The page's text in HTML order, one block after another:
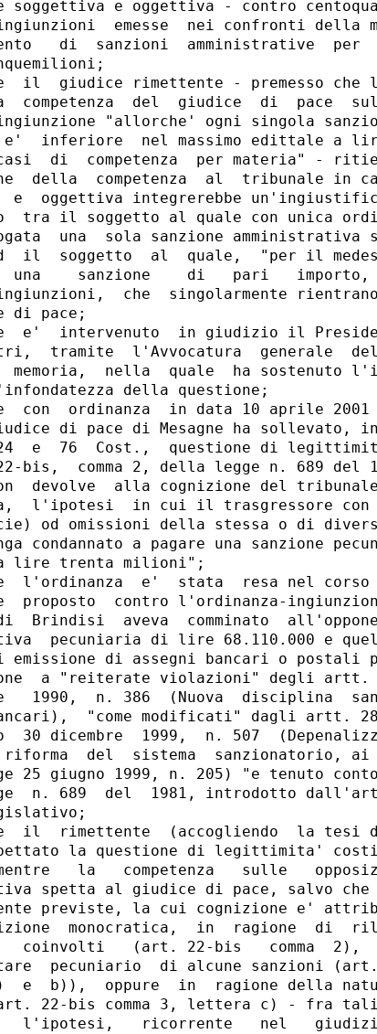
soggettiva e oggettiva - contro
emesse  nei confronti della
di  sanzioni  amministrative  per
il  giudice rimettente - premesso che
competenza  del  giudice  di  pace
"allorche' ogni singola
e'  inferiore  nel massimo edittale a
di  competenza  per materia" -
della  competenza  al  tribunale in
e  oggettiva integrerebbe
tra il soggetto al quale con unica
una  sola sanzione amministrativa
il  soggetto  al  quale,  "per il
una    sanzione    di   pari   importo,
che  singolarmente rientrano
di pace;
e'  intervenuto  in giudizio il
tramite  l'Avvocatura  generale
memoria,  nella  quale  ha sostenuto
della questione;
con  ordinanza  in data 10 aprile 2001
di pace di Mesagne ha sollevato,
e  76  Cost.,  questione di
bis,  comma 2, della legge n. 689 del
devolve  alla cognizione del
l'ipotesi  in cui il trasgressore con
od omissioni della stessa o di
condannato a pagare una sanzione
a lire trenta milioni";
l'ordinanza  e'  stata  resa nel corso
proposto  contro l'ordinanza-
Brindisi  aveva  comminato
pecuniaria di lire 68.110.000 e
di assegni bancari o postali
a "reiterate violazioni" degli artt.
1990,  n. 386  (Nuova  disciplina
"come modificati" dagli artt.
30 dicembre  1999,  n. 507
del  sistema  sanzionatorio,
25 giugno 1999, n. 205) "e tenuto
n. 689  del  1981, introdotto
il  rimettente  (accogliendo  la tesi
la questione di legittimita'
la   competenza   sulle
spetta al giudice di pace, salvo che
previste, la cui cognizione e'
monocratica,  in  ragione  di
coinvolti   (art. 22-bis   comma  2),
pecuniario  di alcune sanzioni (art.
e  b)),  oppure  in  ragione della
22-bis comma 3, lettera c) - fra tali
l'ipotesi,   ricorrente   nel